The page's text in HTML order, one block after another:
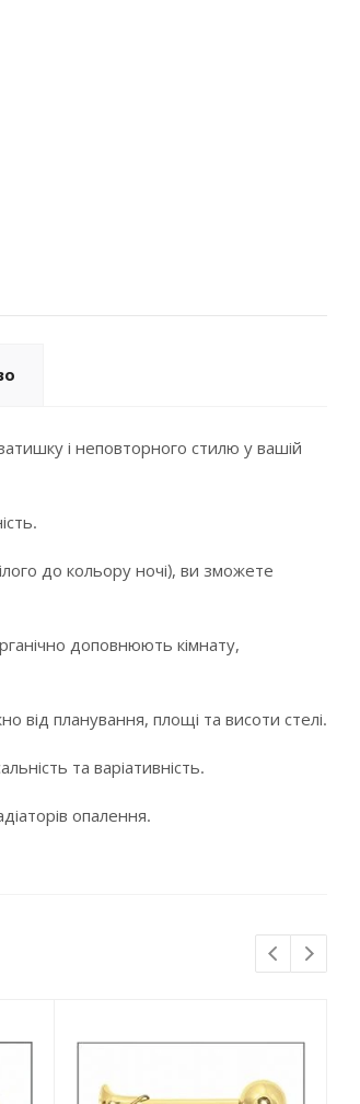
і неповторного стилю у вашій
до кольору ночі), ви зможете
доповнюють кімнату,
від планування, площі та висоти стелі.
та варіативність.
опалення.